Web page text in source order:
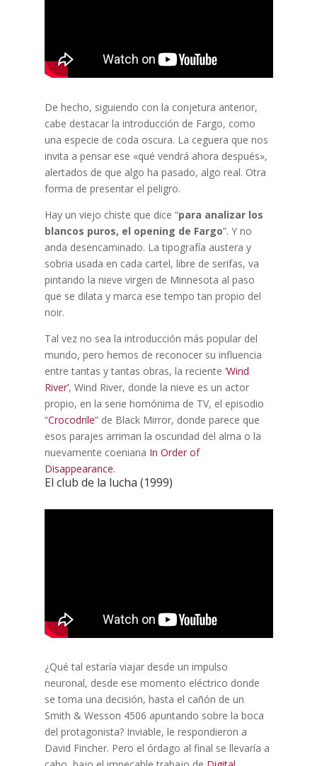
De hecho, siguiendo con la conjetura anterior,
cabe destacar la introducción de Fargo, como
una especie de coda oscura. La ceguera que nos
invita a pensar ese «qué vendrá ahora después»,
alertados de que algo ha pasado, algo real. Otra
forma de presentar el peligro.
Hay un viejo chiste que dice “para analizar los
blancos puros, el opening de Fargo”. Y no
anda desencaminado. La tipografía austera y
sobria usada en cada cartel, libre de serifas, va
pintando la nieve virgen de Minnesota al paso
que se dilata y marca ese tempo tan propio del
noir.
Tal vez no sea la introducción más popular del
mundo, pero hemos de reconocer su influencia
entre tantas y tantas obras, la reciente ‘Wind
River’, Wind River, donde la nieve es un actor
propio, en la serie homónima de TV, el episodio
“Crocodrile” de Black Mirror, donde parece que
esos parajes arriman la oscuridad del alma o la
nuevamente coeniana In Order of
Disappearance.
El club de la lucha (1999)
¿Qué tal estaría viajar desde un impulso
neuronal, desde ese momento eléctrico donde
se toma una decisión, hasta el cañón de un
Smith & Wesson 4506 apuntando sobre la boca
del protagonista? Inviable, le respondieron a
David Fincher. Pero el órdago al final se llevaría a